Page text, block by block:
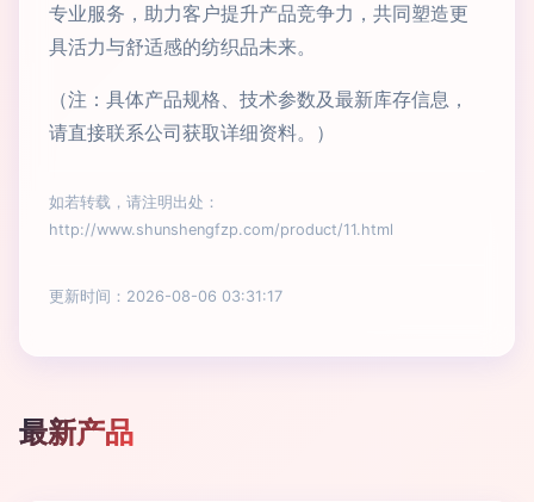
专业服务，助力客户提升产品竞争力，共同塑造更
具活力与舒适感的纺织品未来。
（注：具体产品规格、技术参数及最新库存信息，
请直接联系公司获取详细资料。）
如若转载，请注明出处：
http://www.shunshengfzp.com/product/11.html
更新时间：2026-08-06 03:31:17
最新产品